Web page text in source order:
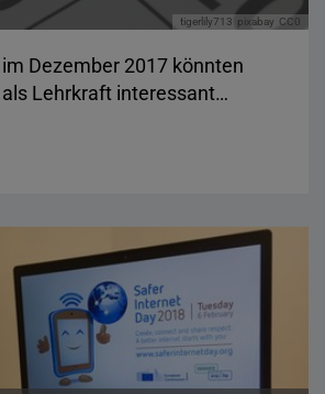
tigerlily713 pixabay CC0
Dezember 2017 könnten
Lehrkraft interessant…